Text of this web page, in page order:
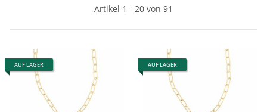
Artikel 1 - 20 von 91
AUF LAGER AUF LAGER